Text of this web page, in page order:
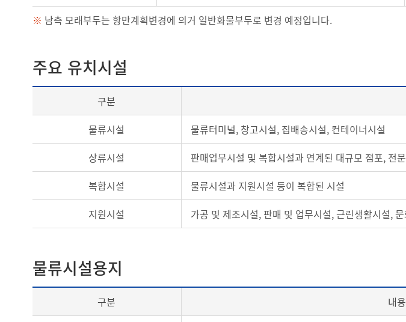
※ 남측 모래부두는 항만계획변경에 의거 일반화물부두로 변경 예정입니다.
주요 유치시설
구분
물류시설
물류터미널, 창고시설, 집배송시설, 컨테이너시설
상류시설
판매업무시설 및 복합시설과 연계된 대규모 점포, 전
복합시설
물류시설과 지원시설 등이 복합된 시설
지원시설
가공 및 제조시설, 판매 및 업무시설, 근린생활시설,
물류시설용지
구분 내용